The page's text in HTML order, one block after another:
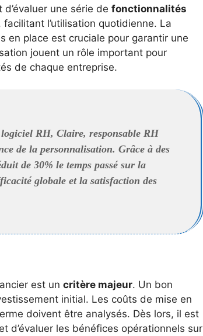
une série de fonctionnalités
l’utilisation quotidienne. La
en place est cruciale pour garantir une
jouent un rôle important pour
de chaque entreprise.
RH, Claire, responsable RH
de la personnalisation. Grâce à des
de 30% le temps passé sur la
globale et la satisfaction des
est un critère majeur. Un bon
initial. Les coûts de mise en
doivent être analysés. Dès lors, il est
d’évaluer les bénéfices opérationnels sur